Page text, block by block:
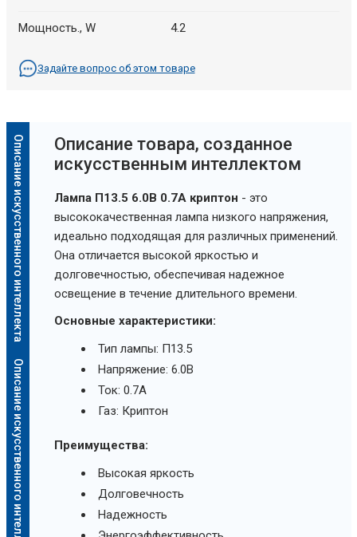
Мощность., W 4.2
Задайте вопрос об этом товаре
Описание искусственного интеллекта
Описание искусственного интеллекта
Oписание товара, созданное
искусственным интеллектом
Лампа П13.5 6.0В 0.7А криптон - это
высококачественная лампа низкого напряжения,
идеально подходящая для различных применений.
Она отличается высокой яркостью и
долговечностью, обеспечивая надежное
освещение в течение длительного времени.
Основные характеристики:
Тип лампы: П13.5
Напряжение: 6.0В
Ток: 0.7А
Газ: Криптон
Преимущества:
Высокая яркость
Долговечность
Надежность